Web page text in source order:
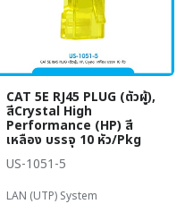
CAT 5E RJ45 PLUG (ตัวผู้),
สีCrystal High
Performance (HP) สี
เหลือง บรรจุ 10 หัว/Pkg
US-1051-5
LAN (UTP) System